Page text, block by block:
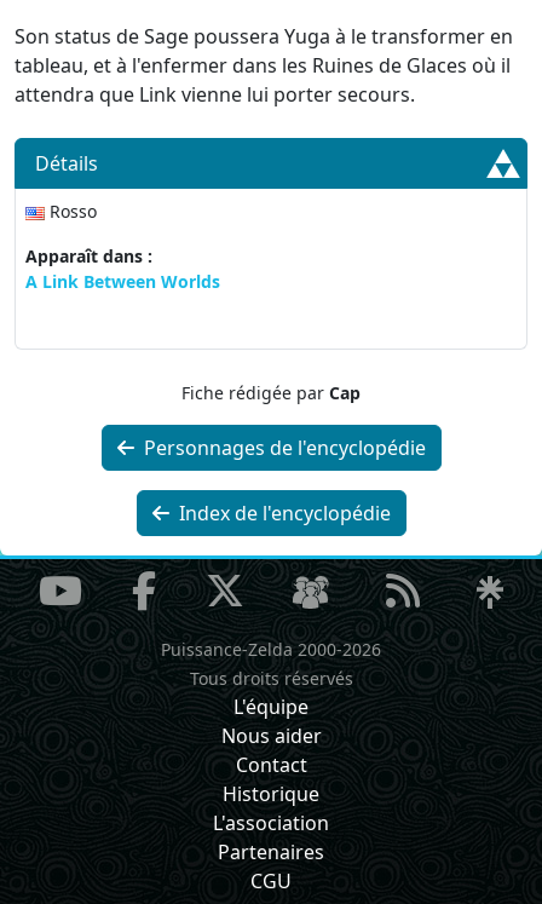
Son status de Sage poussera Yuga à le transformer en
tableau, et à l'enfermer dans les Ruines de Glaces où il
attendra que Link vienne lui porter secours.
Détails
Rosso
Apparaît dans :
A Link Between Worlds
Fiche rédigée par Cap
Personnages de l'encyclopédie
Index de l'encyclopédie
Puissance-Zelda 2000-2026
Tous droits réservés
L'équipe
Nous aider
Contact
Historique
L'association
Partenaires
CGU